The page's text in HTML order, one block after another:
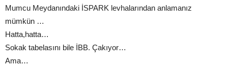
Mumcu Meydanındaki İSPARK levhalarından anlamanız
mümkün …
Hatta,hatta…
Sokak tabelasını bile İBB. Çakıyor…
Ama…